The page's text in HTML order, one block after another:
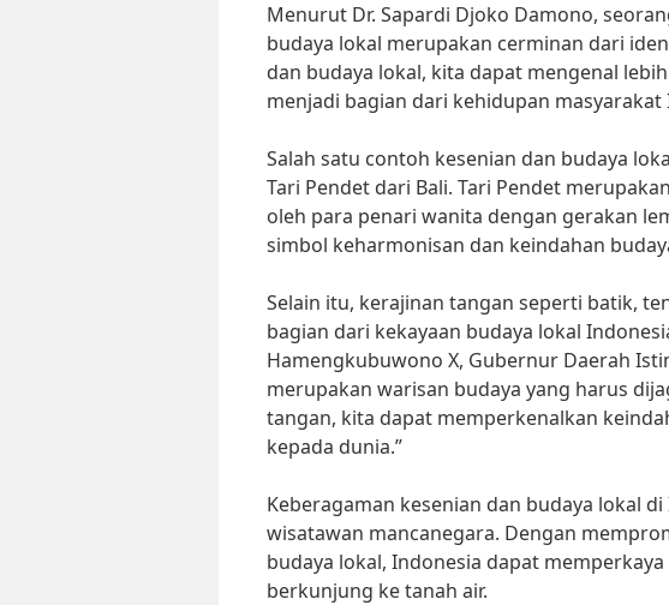
Menurut Dr. Sapardi Djoko Damono,
budaya lokal merupakan cerminan dari
dan budaya lokal, kita dapat mengenal
menjadi bagian dari kehidupan masyarakat
Salah satu contoh kesenian dan budaya
Tari Pendet dari Bali. Tari Pendet
oleh para penari wanita dengan gerakan
simbol keharmonisan dan keindahan
Selain itu, kerajinan tangan seperti batik,
bagian dari kekayaan budaya lokal
Hamengkubuwono X, Gubernur Daerah
merupakan warisan budaya yang harus
tangan, kita dapat memperkenalkan
kepada dunia.”
Keberagaman kesenian dan budaya lokal
wisatawan mancanegara. Dengan
budaya lokal, Indonesia dapat
berkunjung ke tanah air.